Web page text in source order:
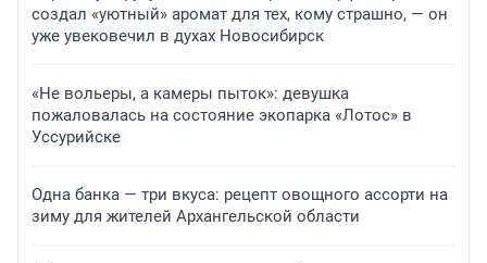
создал «уютный» аромат для тех, кому страшно, — он
уже увековечил в духах Новосибирск
«Не вольеры, а камеры пыток»: девушка
пожаловалась на состояние экопарка «Лотос» в
Уссурийске
Одна банка — три вкуса: рецепт овощного ассорти на
зиму для жителей Архангельской области